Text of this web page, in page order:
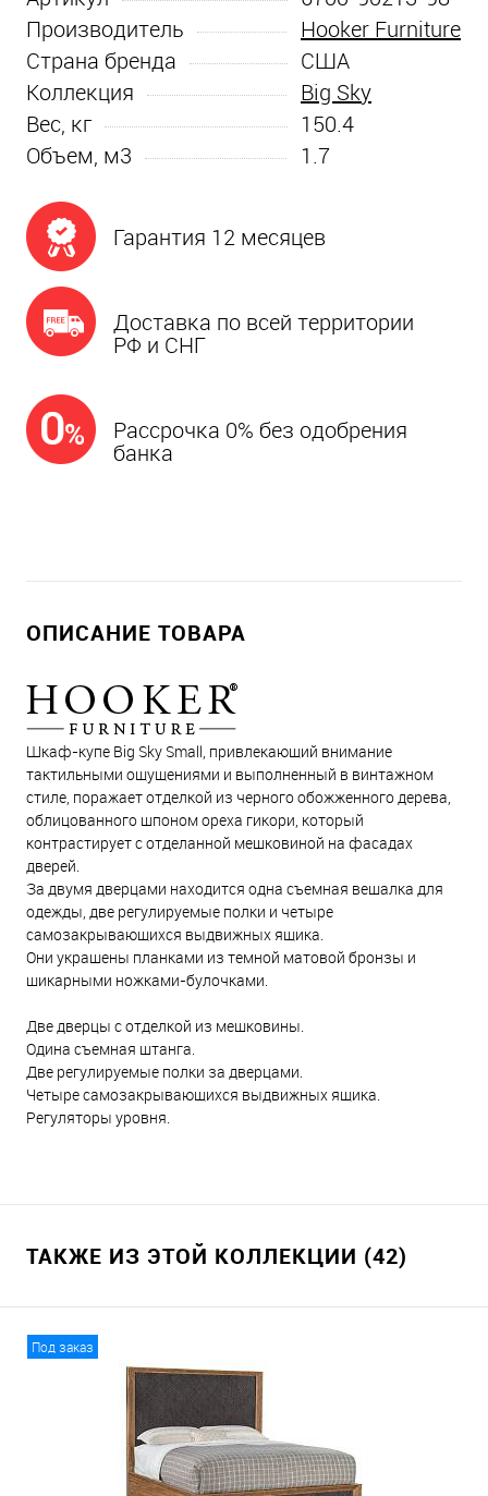
Производитель
Hooker Furniture
Страна бренда
США
Коллекция
Big Sky
Вес, кг
150.4
Объем, м3
1.7
Гарантия 12 месяцев
Доставка по всей территории
РФ и СНГ
Рассрочка 0% без одобрения
банка
ОПИСАНИЕ ТОВАРА
Шкаф-купе Big Sky Small, привлекающий внимание
тактильными ощущениями и выполненный в винтажном
стиле, поражает отделкой из черного обожженного дерева,
облицованного шпоном ореха гикори, который
контрастирует с отделанной мешковиной на фасадах
дверей.
За двумя дверцами находится одна съемная вешалка для
одежды, две регулируемые полки и четыре
самозакрывающихся выдвижных ящика.
Они украшены планками из темной матовой бронзы и
шикарными ножками-булочками.
Две дверцы с отделкой из мешковины.
Одина съемная штанга.
Две регулируемые полки за дверцами.
Четыре самозакрывающихся выдвижных ящика.
Регуляторы уровня.
ТАКЖЕ ИЗ ЭТОЙ КОЛЛЕКЦИИ (42)
Под заказ